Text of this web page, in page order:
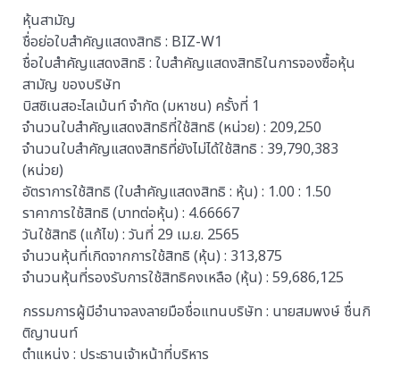
หุ้นสามัญ
ชื่อย่อใบสำคัญแสดงสิทธิ : BIZ-W1
ชื่อใบสำคัญแสดงสิทธิ : ใบสำคัญแสดงสิทธิในการจองซื้อหุ้น
สามัญ ของบริษัท
บิสซิเนสอะไลเม้นท์ จำกัด (มหาชน) ครั้งที่ 1
จำนวนใบสำคัญแสดงสิทธิที่ใช้สิทธิ (หน่วย) : 209,250
จำนวนใบสำคัญแสดงสิทธิที่ยังไม่ได้ใช้สิทธิ : 39,790,383
(หน่วย)
อัตราการใช้สิทธิ (ใบสำคัญแสดงสิทธิ : หุ้น) : 1.00 : 1.50
ราคาการใช้สิทธิ (บาทต่อหุ้น) : 4.66667
วันใช้สิทธิ (แก้ไข) : วันที่ 29 เม.ย. 2565
จำนวนหุ้นที่เกิดจากการใช้สิทธิ (หุ้น) : 313,875
จำนวนหุ้นที่รองรับการใช้สิทธิคงเหลือ (หุ้น) : 59,686,125
กรรมการผู้มีอำนาจลงลายมือชื่อแทนบริษัท : นายสมพงษ์ ชื่นกิ
ติญานนท์
ตำแหน่ง : ประธานเจ้าหน้าที่บริหาร